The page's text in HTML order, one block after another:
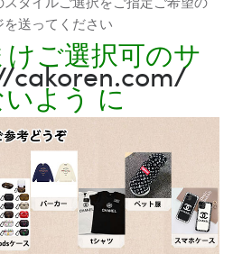
送ってください
ご選択可のサ
cakoren.com/
よう に